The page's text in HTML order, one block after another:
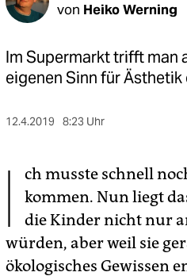
von Heiko Werning
Im Supermarkt trifft man
eigenen Sinn für
12.4.2019 8:23 Uhr
I
ch musste schnell
kommen. Nun liegt
die Kinder nicht nur
würden, aber weil sie
ökologisches Gewissen